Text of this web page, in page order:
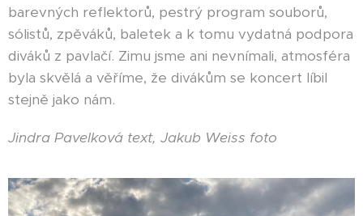
barevných reflektorů, pestrý program souborů,
sólistů, zpěváků, baletek a k tomu vydatná podpora
diváků z pavlačí. Zimu jsme ani nevnímali, atmosféra
byla skvělá a věříme, že divákům se koncert líbil
stejně jako nám.
Jindra Pavelková text, Jakub Weiss foto